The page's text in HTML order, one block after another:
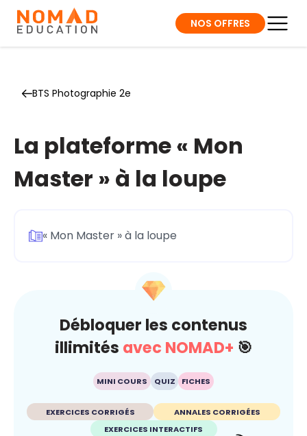
NOS OFFRES
BTS Photographie 2e
La plateforme « Mon
Master » à la loupe
« Mon Master » à la loupe
Débloquer les contenus
illimités avec NOMAD+ 🎯
MINI COURS QUIZ FICHES
EXERCICES CORRIGÉS
ANNALES CORRIGÉES
EXERCICES INTERACTIFS